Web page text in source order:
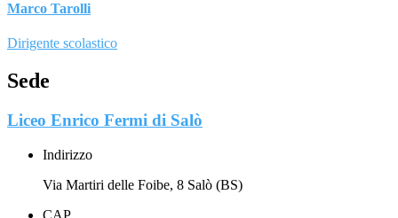
Marco Tarolli
Dirigente scolastico
Sede
Liceo Enrico Fermi di Salò
Indirizzo
Via Martiri delle Foibe, 8 Salò (BS)
CAP